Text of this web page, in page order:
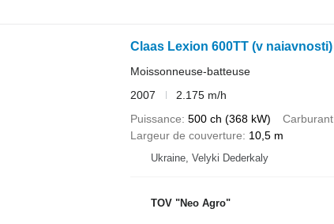
Claas Lexion 600TT (v naiavnosti)
Moissonneuse-batteuse
2007
2.175 m/h
Puissance 500 ch (368 kW) Carburant
Largeur de couverture
10,5 m
Ukraine, Velyki Dederkaly
TOV "Neo Agro"